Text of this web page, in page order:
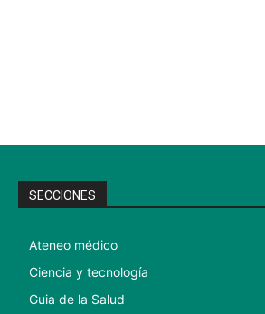
SECCIONES
Ateneo médico
Ciencia y tecnología
Guia de la Salud